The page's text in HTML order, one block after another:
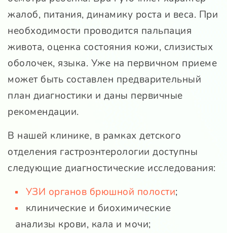
жалоб, питания, динамику роста и веса. При
необходимости проводится пальпация
живота, оценка состояния кожи, слизистых
оболочек, языка. Уже на первичном приеме
может быть составлен предварительный
план диагностики и даны первичные
рекомендации.
В нашей клинике, в рамках детского
отделения гастроэнтерологии доступны
следующие диагностические исследования:
УЗИ органов брюшной полости;
клинические и биохимические
анализы крови, кала и мочи;